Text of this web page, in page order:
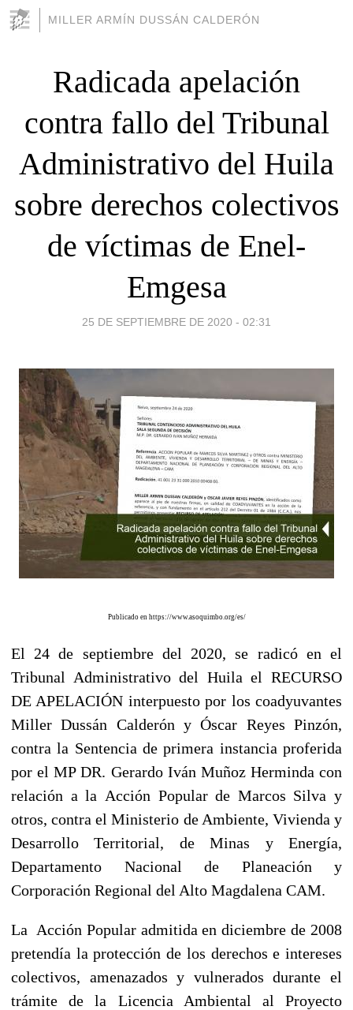
MILLER ARMÍN DUSSÁN CALDERÓN
Radicada apelación
contra fallo del Tribunal
Administrativo del Huila
sobre derechos colectivos
de víctimas de Enel-
Emgesa
25 DE SEPTIEMBRE DE 2020 - 02:31
Publicado en https://www.asoquimbo.org/es/
El 24 de septiembre del 2020, se radicó en el
Tribunal Administrativo del Huila el RECURSO
DE APELACIÓN interpuesto por los coadyuvantes
Miller Dussán Calderón y Óscar Reyes Pinzón,
contra la Sentencia de primera instancia proferida
por el MP DR. Gerardo Iván Muñoz Herminda con
relación a la Acción Popularde Marcos Silva y
otros, contra el Ministerio de Ambiente, Vivienda y
Desarrollo Territorial, de Minas y Energía,
Departamento Nacional de Planeación y
Corporación Regional del Alto Magdalena CAM.
La Acción Popular admitida en diciembre de 2008
pretendía la protección de los derechos e intereses
colectivos, amenazados y vulnerados durante el
trámite de la Licencia Ambiental al Proyecto